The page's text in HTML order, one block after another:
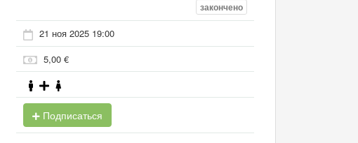
закончено
21 ноя 2025 19:00
5,00 €
Подписаться